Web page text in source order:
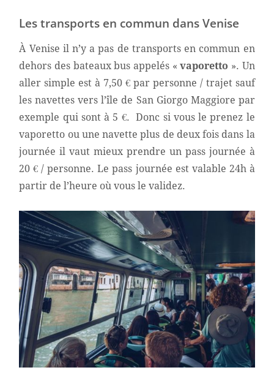
Les transports en commun dans Venise
À Venise il n’y a pas de transports en commun en
dehors des bateaux bus appelés «vaporetto ». Un
aller simple est à 7,50 € par personne / trajet sauf
les navettes vers l’île de San Giorgo Maggiore par
exemple qui sont à 5 €. Donc si vous le prenez le
vaporetto ou une navette plus de deux fois dans la
journée il vaut mieux prendre un pass journée à
20 € / personne. Le pass journée est valable 24h à
partir de l’heure où vous le validez.